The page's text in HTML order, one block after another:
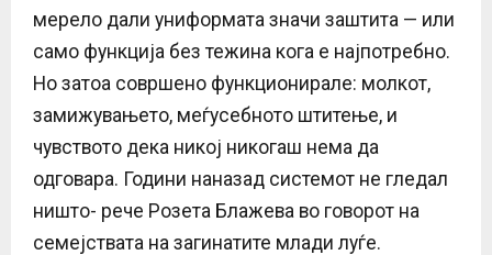
мерело дали униформата значи заштита — или
само функција без тежина кога е најпотребно.
Но затоа совршено функционирале: молкот,
замижувањето, меѓусебното штитење, и
чувството дека никој никогаш нема да
одговара. Години наназад системот не гледал
ништо- рече Розета Блажева во говорот на
семејствата на загинатите млади луѓе.